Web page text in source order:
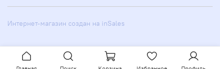
Интернет-магазин создан на inSales